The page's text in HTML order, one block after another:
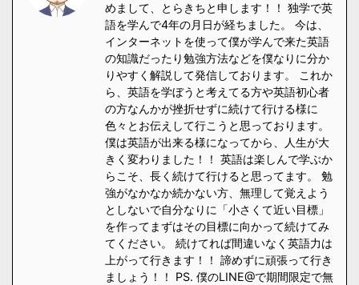
めまして、とらきちと申します！！ 独学で英
語を学んで4年の月日が経ちました。 今は、
インターネットを使って僕が学んで来た英語
の知識だったり勉強方法などを僕なりに分か
りやすく解説して発信しております。 これか
ら、英語を学ぼうと考えてる方や英語初心者
の方なんかが挫折せずに続けて行ける様に
色々とお伝えして行こうと思っております。
僕は英語が出来る様になってから、人生が大
きく変わりました！！ 英語は楽しんで学ぶか
らこそ、長く続けて行けると思ってます。 勉
強がなかなか続かない方、無理して覚えよう
としないで自分なりに「小さくて近い目標」
を作ってまずはその目標に向かって続けてみ
てください。 続けてれば間違いなく英語力は
上がって行きます！！ 諦めずに頑張って行き
ましょう！！ PS. 僕のLINE@で期間限定で無